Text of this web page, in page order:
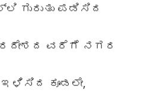
ಗುರುತು ಪಡಿಸಿದ
ವರೆಗೆ ನಗರ
ಕೂಡಲೇ,